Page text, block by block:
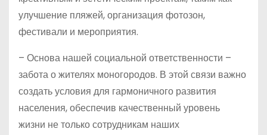
улучшение пляжей, организация фотозон,
фестивали и мероприятия.
– Основа нашей социальной ответственности –
забота о жителях моногородов. В этой связи важно
создать условия для гармоничного развития
населения, обеспечив качественный уровень
жизни не только сотрудникам наших